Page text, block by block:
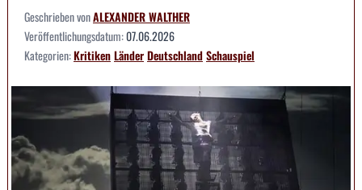
Geschrieben vonALEXANDER WALTHER
Veröffentlichungsdatum:07.06.2026
Kategorien:KritikenLänderDeutschlandSchauspiel